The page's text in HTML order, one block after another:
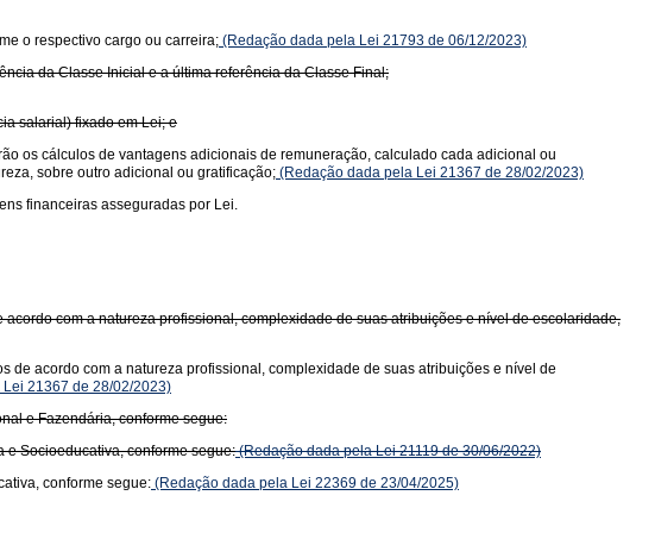
o respectivo cargo ou carreira; (Redação dada pela Lei 21793 de 06/12/2023)
da Classe Inicial e a última referência da Classe Final;
salarial) fixado em Lei; e
os cálculos de vantagens adicionais de remuneração, calculado cada adicional ou
sobre outro adicional ou gratificação; (Redação dada pela Lei 21367 de 28/02/2023)
financeiras asseguradas por Lei.
com a natureza profissional, complexidade de suas atribuições e nível de escolaridade,
de acordo com a natureza profissional, complexidade de suas atribuições e nível de
21367 de 28/02/2023)
e Fazendária, conforme segue:
e Socioeducativa, conforme segue:(Redação dada pela Lei 21119 de 30/06/2022)
conforme segue: (Redação dada pela Lei 22369 de 23/04/2025)